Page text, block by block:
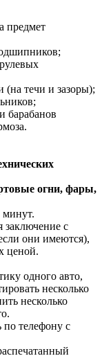
предмет
течи и зазоры);
барабанов
огни, фары,
минут.
заключение с
они имеются),
ценой.
одного авто,
несколько
несколько
по телефону с